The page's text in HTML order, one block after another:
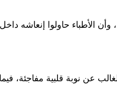
الأطباء حاولوا إنعاشه
عن نوبة قلبية مفاجئة،